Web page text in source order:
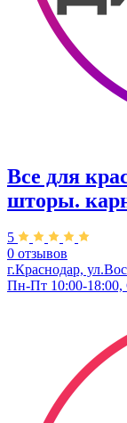
Все для
шторы.
5
0 отзывов
г.Краснодар,
Пн-Пт 10:00-18:00,